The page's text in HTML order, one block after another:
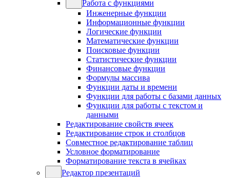
Работа с функциями
Инженерные функции
Информационные функции
Логические функции
Математические функции
Поисковые функции
Статистические функции
Финансовые функции
Формулы массива
Функции даты и времени
Функции для работы с базами данных
Функции для работы с текстом и
данными
Редактирование свойств ячеек
Редактирование строк и столбцов
Совместное редактирование таблиц
Условное форматирование
Форматирование текста в ячейках
Редактор презентаций